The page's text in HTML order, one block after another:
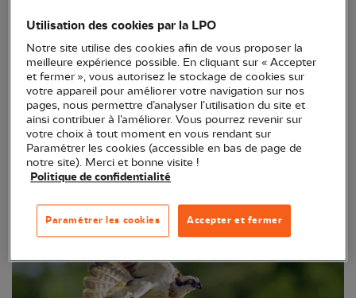
Présentation
Découvrez la fiche espèce
Utilisation des cookies par la LPO
Notre site utilise des cookies afin de vous proposer la
meilleure expérience possible. En cliquant sur « Accepter
et fermer », vous autorisez le stockage de cookies sur
votre appareil pour améliorer votre navigation sur nos
pages, nous permettre d’analyser l’utilisation du site et
ainsi contribuer à l’améliorer. Vous pourrez revenir sur
votre choix à tout moment en vous rendant sur
Paramétrer les cookies (accessible en bas de page de
notre site). Merci et bonne visite !
Politique de confidentialité
Accepter et fermer
Paramétrer les cookies